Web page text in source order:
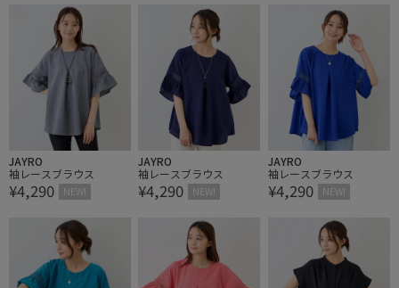
JAYRO
袖レースブラウス
¥4,290 NEW!
JAYRO
袖レースブラウス
¥4,290 NEW!
JAYRO
袖レースブラウス
¥4,290 NEW!